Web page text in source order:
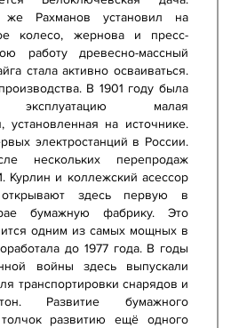
же Рахманов установил на
колесо, жернова и пресс-
работу древесно-массный
стала активно осваиваться.
В 1901 году была
малая
установленная на источнике.
электростанций в России.
нескольких перепродаж
Курлин и коллежский асессор
здесь первую в
бумажную фабрику. Это
одним из самых мощных в
до 1977 года. В годы
войны здесь выпускали
транспортировки снарядов и
Развитие бумажного
развитию ещё одного